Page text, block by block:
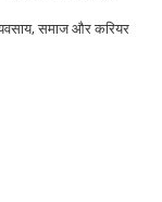
समाज और करियर